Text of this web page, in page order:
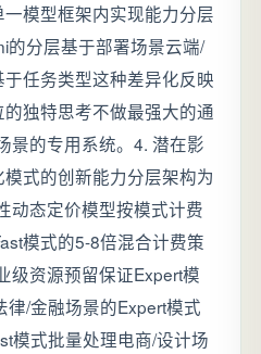
模型框架内实现能力分层
的分层基于部署场景云端/
任务类型这种差异化反映
独特思考不做最强大的通
景的专用系统。4. 潜在影
式的创新能力分层架构为
动态定价模型按模式计费
模式的5-8倍混合计费策
级资源预留保证Expert模
/金融场景的Expert模式
模式批量处理电商/设计场